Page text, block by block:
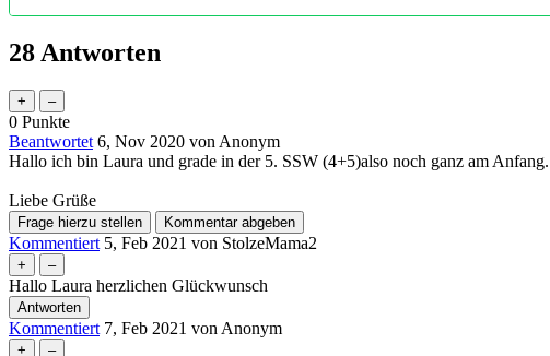
28Antworten
0 Punkte
Beantwortet 6, Nov 2020 von Anonym
Hallo ich bin Laura und grade in der 5. SSW (4+5)also noch ganz am
Liebe Grüße
Kommentiert 5, Feb 2021 von StolzeMama2
Hallo Laura herzlichen Glückwunsch
Kommentiert 7, Feb 2021 von Anonym